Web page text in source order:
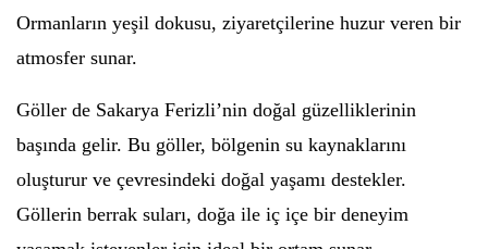
Ormanların yeşil dokusu, ziyaretçilerine huzur veren bir
atmosfer sunar.
Göller de Sakarya Ferizli’nin doğal güzelliklerinin
başında gelir. Bu göller, bölgenin su kaynaklarını
oluşturur ve çevresindeki doğal yaşamı destekler.
Göllerin berrak suları, doğa ile iç içe bir deneyim